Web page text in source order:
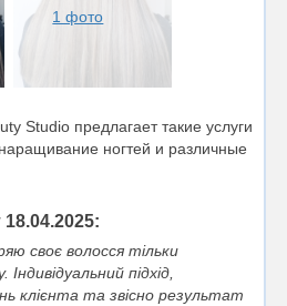
1 фото
Studio предлагает такие услуги
ногтей и различные
своє волосся тільки
підхід,
клієнта та звісно результат